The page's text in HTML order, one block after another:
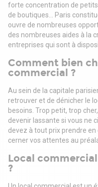
forte concentration de
de boutiques… Paris
ouvre de nombreuses
des nombreuses aides à la
entreprises qui sont à
Comment bien
commercial ?
Au sein de la capitale
retrouver et de dénicher le
besoins. Trop petit, trop
devenir lassante si vous ne
devez à tout prix prendre
cerner vos attentes au
Local
?